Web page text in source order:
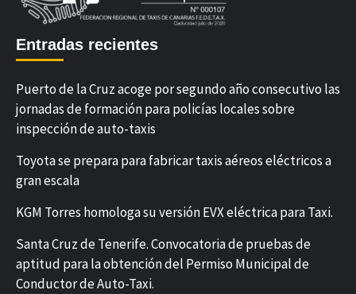
Entradas recientes
Puerto de la Cruz acoge por segundo año consecutivo las
jornadas de formación para policías locales sobre
inspección de auto-taxis
Toyota se prepara para fabricar taxis aéreos eléctricos a
gran escala
KGM Torres homologa su versión EVX eléctrica para Taxi.
Santa Cruz de Tenerife. Convocatoria de pruebas de
aptitud para la obtención del Permiso Municipal de
Conductor de Auto-Taxi.